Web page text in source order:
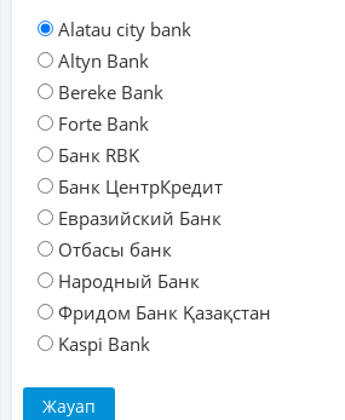
Alatau city bank
Altyn Bank
Bereke Bank
Forte Bank
Банк RBK
Банк ЦентрКредит
Евразийский Банк
Отбасы банк
Народный Банк
Фридом Банк Қазақстан
Kaspi Bank